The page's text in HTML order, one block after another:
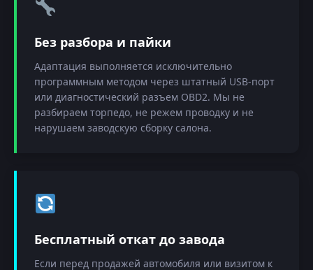
Без разбора и пайки
Адаптация выполняется исключительно
программным методом через штатный USB-порт
или диагностический разъем OBD2. Мы не
разбираем торпедо, не режем проводку и не
нарушаем заводскую сборку салона.
Бесплатный откат до завода
Если перед продажей автомобиля или визитом к